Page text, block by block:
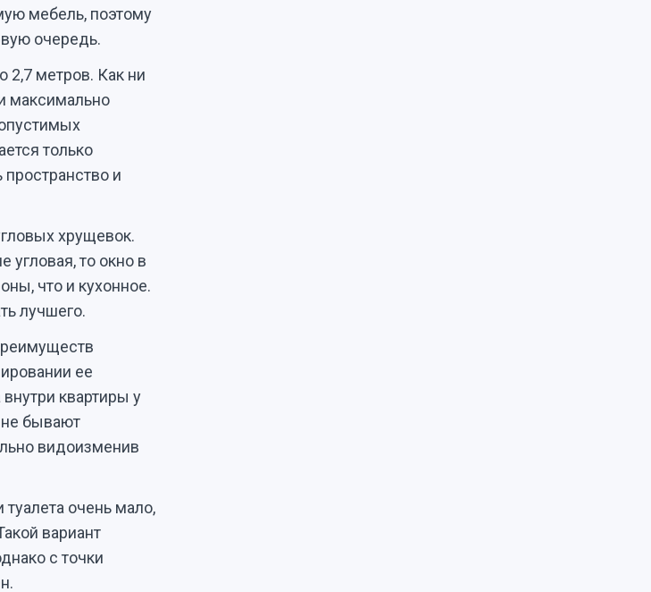
мебель, поэтому
очередь.
2,7 метров. Как ни
максимально
только
и
хрущевок.
угловая, то окно в
что и кухонное.
лучшего.
ее
квартиры у
не бывают
видоизменив
очень мало,
вариант
с точки